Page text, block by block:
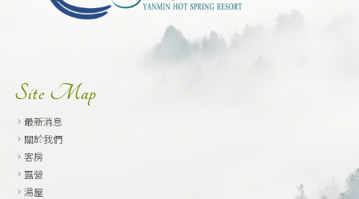
Site Map
最新消息
關於我們
客房
露營
湯屋